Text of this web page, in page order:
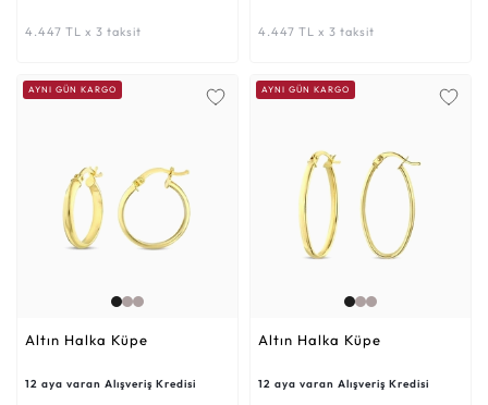
4.447 TL x 3 taksit 4.447 TL x 3 taksit
AYNI GÜN KARGO
Altın Halka Küpe
12 aya varan Alışveriş Kredisi
AYNI GÜN KARGO
Altın Halka Küpe
12 aya varan Alışveriş Kredisi